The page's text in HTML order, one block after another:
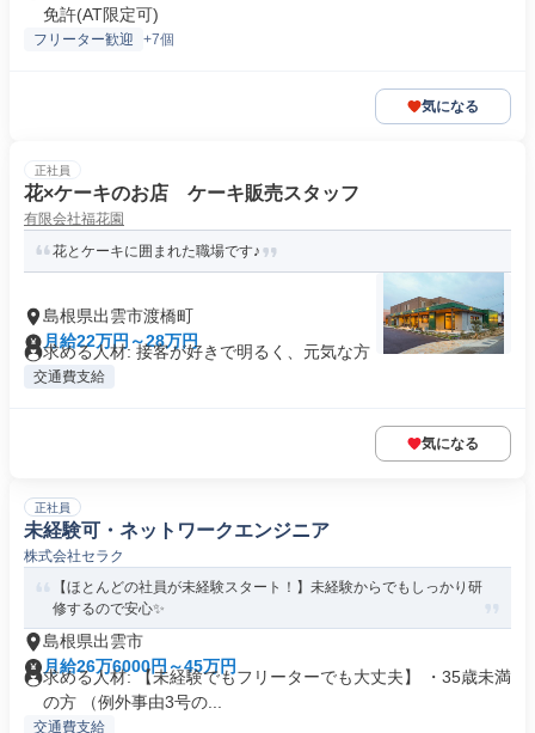
免許(AT限定可)
フリーター歓迎 +7個
気になる
正社員
花×ケーキのお店 ケーキ販売スタッフ
有限会社福花園
花とケーキに囲まれた職場です♪
島根県出雲市渡橋町
月給22万円～28万円
求める人材: 接客が好きで明るく、元気な方
交通費支給
気になる
正社員
未経験可・ネットワークエンジニア
株式会社セラク
【ほとんどの社員が未経験スタート！】未経験からでもしっかり研
修するので安心✨
島根県出雲市
月給26万6000円～45万円
求める人材: 【未経験でもフリーターでも大丈夫】 ・35歳未満
の方 （例外事由3号の...
交通費支給